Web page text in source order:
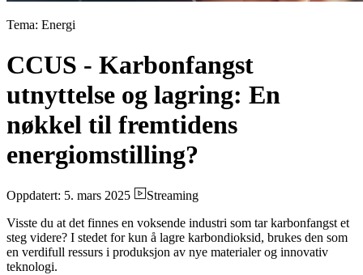
Tema: Energi
CCUS - Karbonfangst
utnyttelse og lagring: En
nøkkel til fremtidens
energiomstilling?
Oppdatert: 5. mars 2025
Streaming
Visste du at det finnes en voksende industri som tar karbonfangst et
steg videre? I stedet for kun å lagre karbondioksid, brukes den som
en verdifull ressurs i produksjon av nye materialer og innovativ
teknologi.